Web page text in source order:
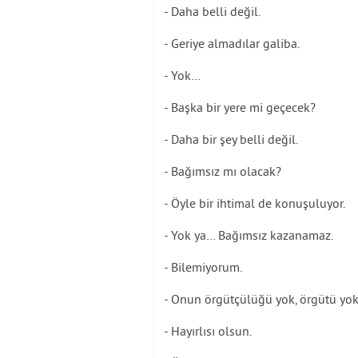
- Daha belli değil.
- Geriye almadılar galiba.
- Yok…
- Başka bir yere mi geçecek?
- Daha bir şey belli değil.
- Bağımsız mı olacak?
- Öyle bir ihtimal de konuşuluyor.
- Yok ya… Bağımsız kazanamaz.
- Bilemiyorum.
- Onun örgütçülüğü yok, örgütü
- Hayırlısı olsun.